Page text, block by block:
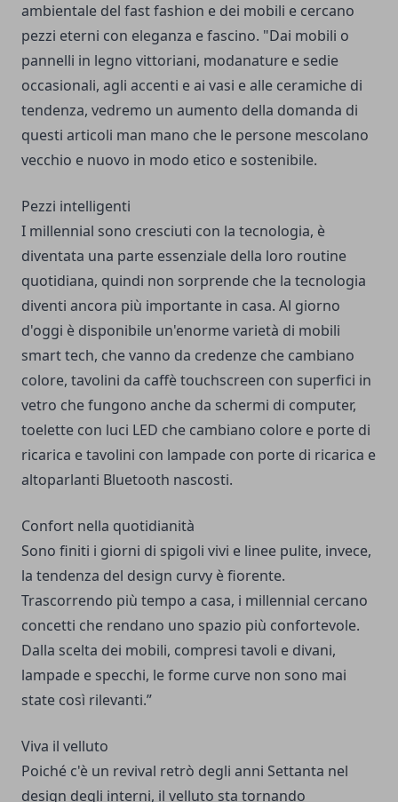
ambientale del fast fashion e dei mobili e cercano
pezzi eterni con eleganza e fascino. "Dai mobili o
pannelli in legno vittoriani, modanature e sedie
occasionali, agli accenti e ai vasi e alle ceramiche di
tendenza, vedremo un aumento della domanda di
questi articoli man mano che le persone mescolano
vecchio e nuovo in modo etico e sostenibile.
Pezzi intelligenti
I millennial sono cresciuti con la tecnologia, è
diventata una parte essenziale della loro routine
quotidiana, quindi non sorprende che la tecnologia
diventi ancora più importante in casa. Al giorno
d'oggi è disponibile un'enorme varietà di mobili
smart tech, che vanno da credenze che cambiano
colore, tavolini da caffè touchscreen con superfici in
vetro che fungono anche da schermi di computer,
toelette con luci LED che cambiano colore e porte di
ricarica e tavolini con lampade con porte di ricarica e
altoparlanti Bluetooth nascosti.
Confort nella quotidianità
Sono finiti i giorni di spigoli vivi e linee pulite, invece,
la tendenza del design curvy è fiorente.
Trascorrendo più tempo a casa, i millennial cercano
concetti che rendano uno spazio più confortevole.
Dalla scelta dei mobili, compresi tavoli e divani,
lampade e specchi, le forme curve non sono mai
state così rilevanti.”
Viva il velluto
Poiché c'è un revival retrò degli anni Settanta nel
design degli interni, il velluto sta tornando